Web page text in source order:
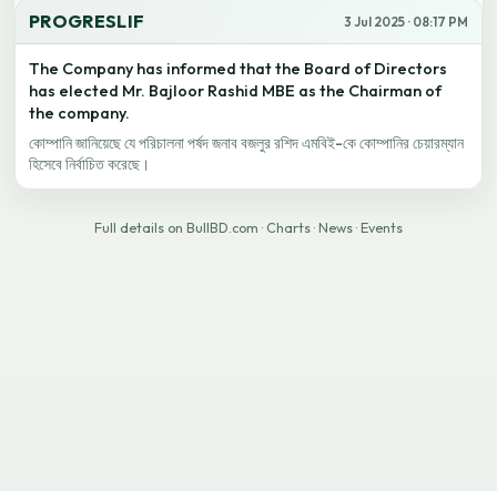
PROGRESLIF 3 Jul 2025 · 08:17 PM
The Company has informed that the Board of Directors
has elected Mr. Bajloor Rashid MBE as the Chairman of
the company.
কোম্পানি জানিয়েছে যে পরিচালনা পর্ষদ জনাব বজলুর রশিদ এমবিই-কে কোম্পানির চেয়ারম্যান
হিসেবে নির্বাচিত করেছে।
Full details on BullBD.com · Charts · News · Events